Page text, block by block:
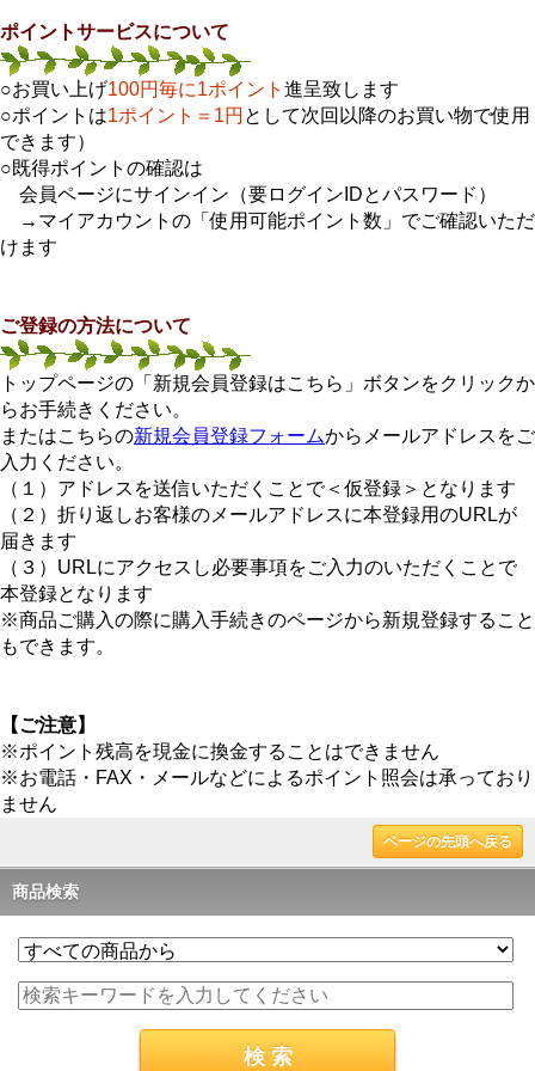
ポイントサービスについて
○お買い上げ100円毎に1ポイント 進呈致します
○ポイントは1ポイント＝1円 として次回以降のお買い物で使用
できます）
○既得ポイントの確認は
会員ページにサインイン（要ログインIDとパスワード）
→マイアカウントの「使用可能ポイント数」でご確認いただ
けます
ご登録の方法について
トップページの「新規会員登録はこちら」ボタンをクリックか
らお手続きください。
またはこちらの新規会員登録フォームからメールアドレスをご
入力ください。
（１）アドレスを送信いただくことで＜仮登録＞となります
（２）折り返しお客様のメールアドレスに本登録用のURLが
届きます
（３）URLにアクセスし必要事項をご入力のいただくことで
本登録となります
※商品ご購入の際に購入手続きのページから新規登録すること
もできます。
【ご注意】
※ポイント残高を現金に換金することはできません
※お電話・FAX・メールなどによるポイント照会は承っており
ません
ページの先頭へ戻る
商品検索